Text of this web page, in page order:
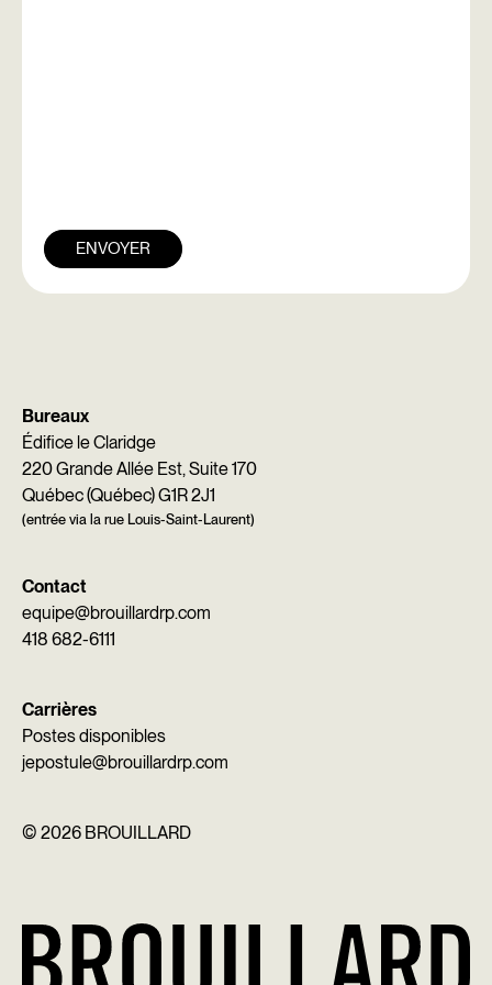
ENVOYER
© 2026 BROUILLARD
Bureaux
Édifice le Claridge
220 Grande Allée Est, Suite 170
Québec (Québec) G1R 2J1
(entrée via la rue Louis-Saint-Laurent)
Contact
equipe@brouillardrp.com
418 682-6111
Carrières
Postes disponibles
jepostule@brouillardrp.com